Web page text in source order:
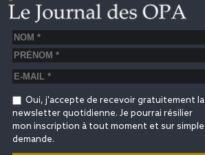
Oui, j'accepte de recevoir gratuitement la
newsletter quotidienne. Je pourrai résilier
mon inscription à tout moment et sur simple
demande.